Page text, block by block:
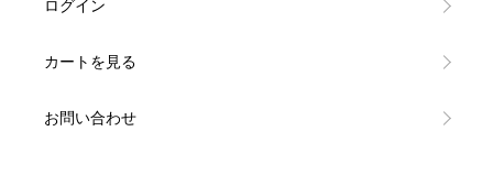
ログイン
カートを見る
お問い合わせ